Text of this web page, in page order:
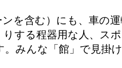
を含む）にも、車の
する程器用な人、ス
。みんな「館」で見掛